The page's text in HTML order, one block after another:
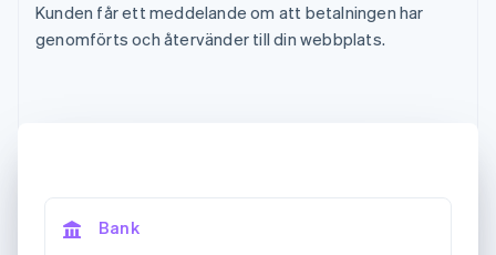
Kunden får ett meddelande om att betalningen har
genomförts och återvänder till din webbplats.
Bank